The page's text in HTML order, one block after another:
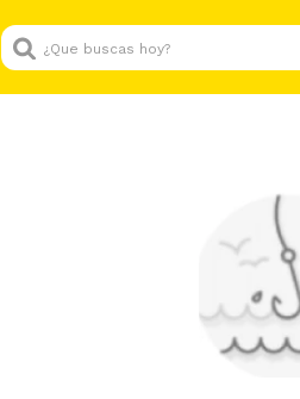
¿Que buscas hoy?